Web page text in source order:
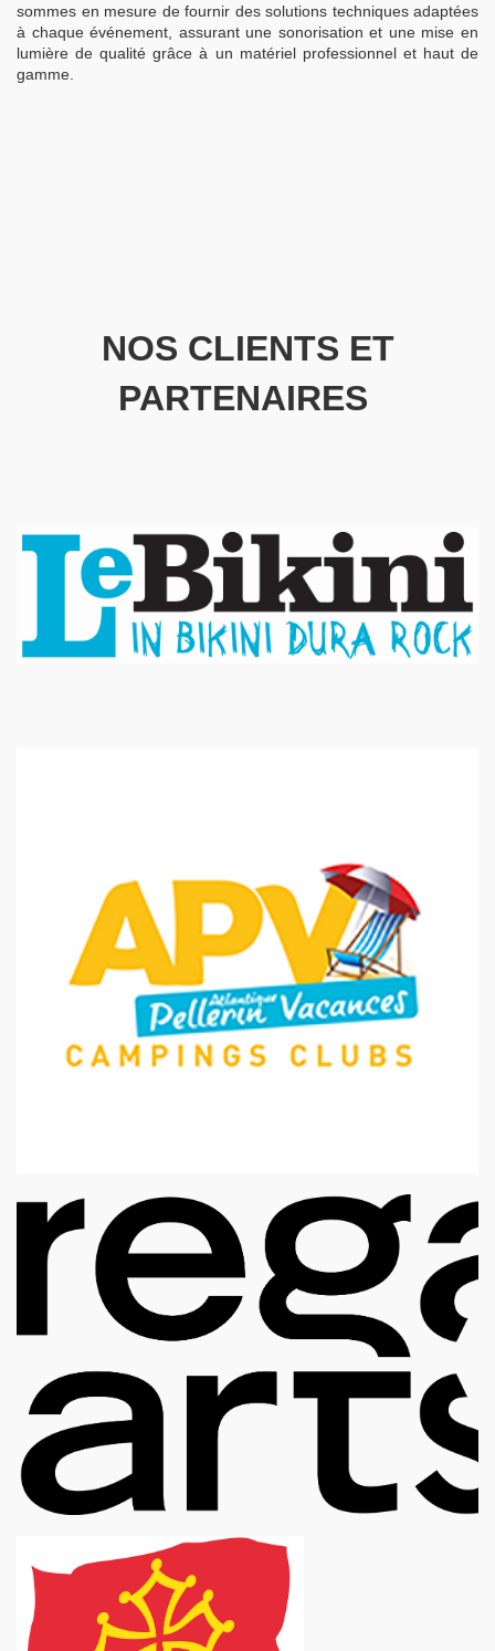
sommes en mesure de fournir des solutions techniques adaptées
à chaque événement, assurant une sonorisation et une mise en
lumière de qualité grâce à un matériel professionnel et haut de
gamme.
NOS CLIENTS ET
PARTENAIRES